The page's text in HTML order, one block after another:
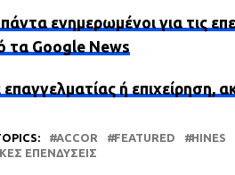
ενημερωμένοι για τις
τα Google News
επαγγελματίας ή επιχείρηση,
ACCOR FEATURED HINES
ΕΠΕΝΔΎΣΕΙΣ